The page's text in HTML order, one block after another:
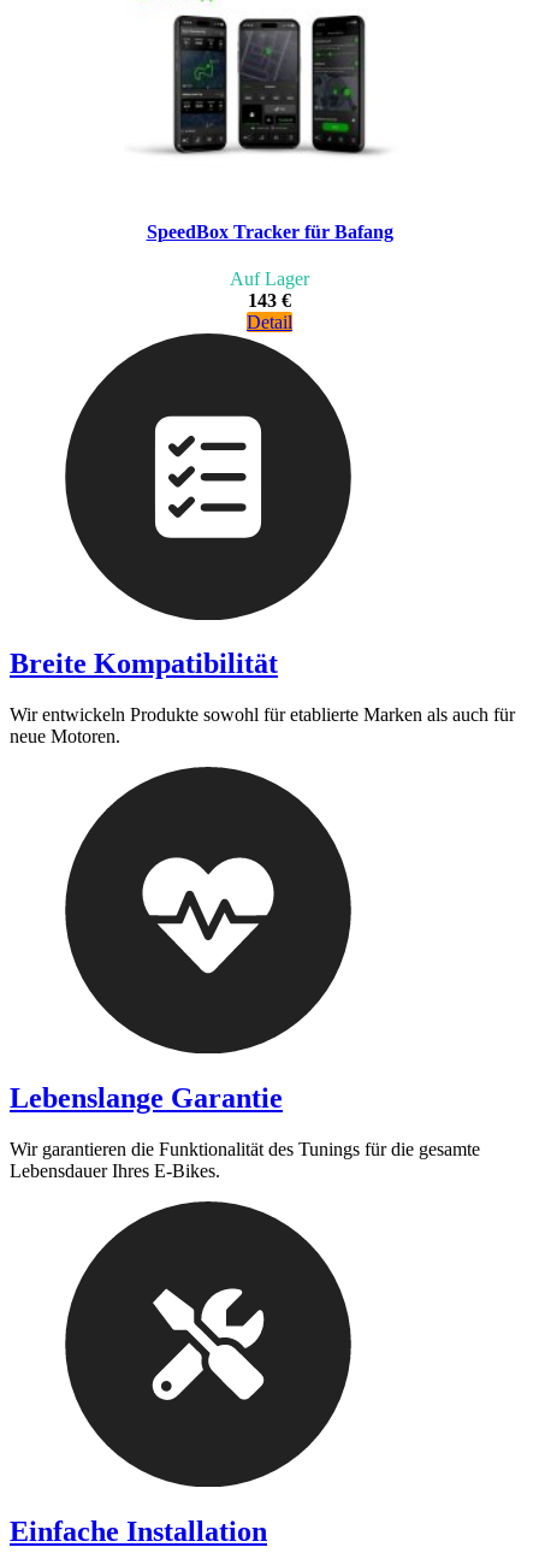
SpeedBox Tracker für Bafang
Auf Lager
143 €
Detail
Breite Kompatibilität
Wir entwickeln Produkte sowohl für etablierte Marken als auch für
neue Motoren.
Lebenslange Garantie
Wir garantieren die Funktionalität des Tunings für die gesamte
Lebensdauer Ihres E-Bikes.
Einfache Installation